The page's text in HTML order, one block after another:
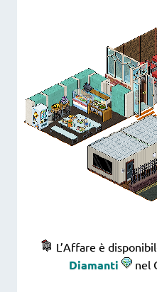
L’Affare è
Diamanti
nel